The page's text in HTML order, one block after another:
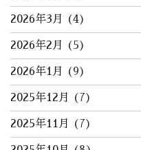
2026年3月 (4)
2026年2月 (5)
2026年1月 (9)
2025年12月 (7)
2025年11月 (7)